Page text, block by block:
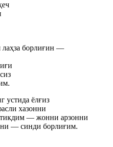
лаҳза борлиғин —
устида ёлғиз
хазонни
— жонни арзонни
— синди борлиғим.